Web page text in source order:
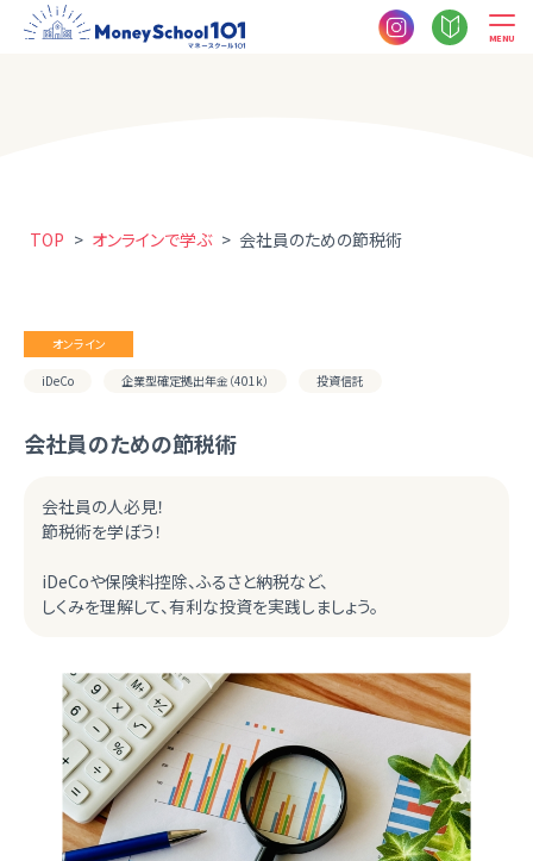
MENU
TOP > オンラインで学ぶ > 会社員のための節税術
オンライン
iDeCo 企業型確定拠出年金（401k） 投資信託
会社員のための節税術
会社員の人必見！
節税術を学ぼう！
iDeCoや保険料控除、ふるさと納税など、
しくみを理解して、有利な投資を実践しましょう。